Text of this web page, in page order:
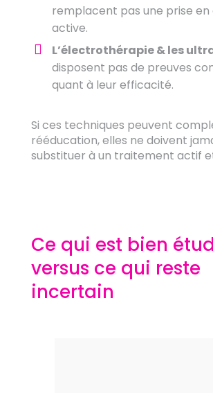
remplacent pas une prise
active.
L’électrothérapie & les
disposent pas de preuves
quant à leur efficacité.
Si ces techniques peuvent
rééducation, elles ne doivent
substituer à un traitement actif
Ce qui est bien
versus ce qui reste
incertain